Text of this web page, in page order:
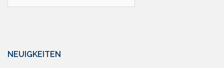
NEUIGKEITEN